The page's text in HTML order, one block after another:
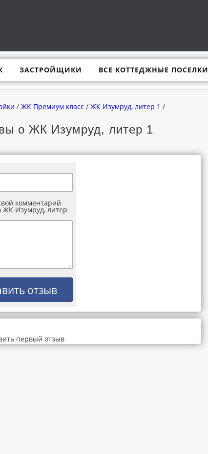
ЗАСТРОЙЩИКИ ВСЕ КОТТЕДЖНЫЕ ПОСЕЛКИ
/ ЖК Премиум класс / ЖК Изумруд, литер 1 /
о ЖК Изумруд, литер 1
комментарий
ЖК Изумруд, литер
первый отзыв